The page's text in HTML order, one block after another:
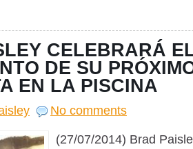
CELEBRARÁ
DE SU
EN LA PISCINA
No comments
(27/07/2014) Brad